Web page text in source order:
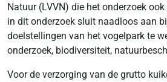
Natuur (LVVN) die het onderzoek
in dit onderzoek sluit naadloos aan
doelstellingen van het vogelpark te
onderzoek, biodiversiteit,
Voor de verzorging van de grutto